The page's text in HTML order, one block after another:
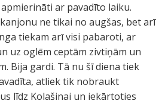
ar pavadīto laiku.
ne tikai no augšas, bet arī
tiekam arī visi pabaroti, ar
uz oglēm ceptām zivtiņām un
Bija gardi. Tā nu šī diena tiek
atliek tik nobraukt
līdz Kolašinai un iekārtoties